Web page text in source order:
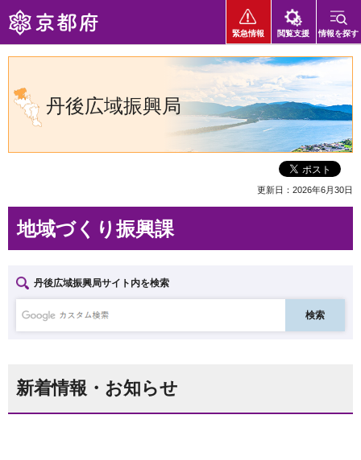
京都府
緊急情報 閲覧支援 情報を探す
丹後広域振興局
更新日：2026年6月30日
地域づくり振興課
丹後広域振興局サイト内を検索
新着情報・お知らせ